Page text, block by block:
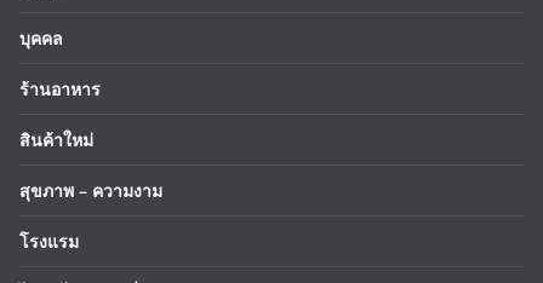
บุคคล
ร้านอาหาร
สินค้าใหม่
สุขภาพ – ความงาม
โรงแรม